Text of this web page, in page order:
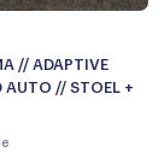
// ADAPTIVE
AUTO // STOEL +